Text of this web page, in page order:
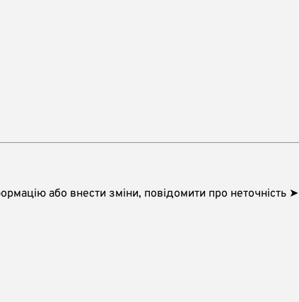
або внести зміни, повідомити про неточність ➤